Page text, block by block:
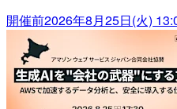
開催前2026年8月25日(火)